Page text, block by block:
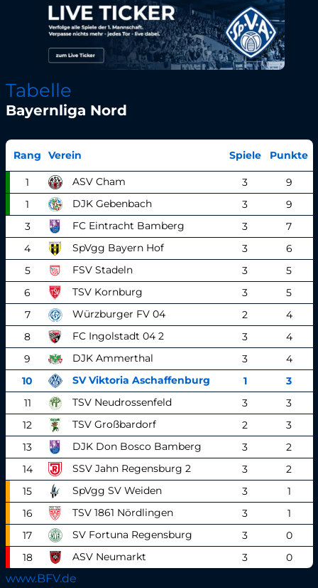
Tabelle
Bayernliga Nord
Rang Verein Spiele Punkte
1 ASV Cham 3
9
1
DJK Gebenbach 3
9
3
FC Eintracht Bamberg 3
7
4
SpVgg Bayern Hof 3
6
5
FSV Stadeln 3
5
6
TSV Kornburg 3
5
7
Würzburger FV 04 2
4
8
FC Ingolstadt 04 2 3
4
9
DJK Ammerthal 3
4
10
SV Viktoria Aschaffenburg 1
3
11
TSV Neudrossenfeld 3
3
12
TSV Großbardorf 2
3
13
DJK Don Bosco Bamberg 3
2
14
SSV Jahn Regensburg 2 3
2
15
SpVgg SV Weiden 3
1
16
TSV 1861 Nördlingen 3
1
17
SV Fortuna Regensburg 3
0
18
ASV Neumarkt 3 0
www.BFV.de